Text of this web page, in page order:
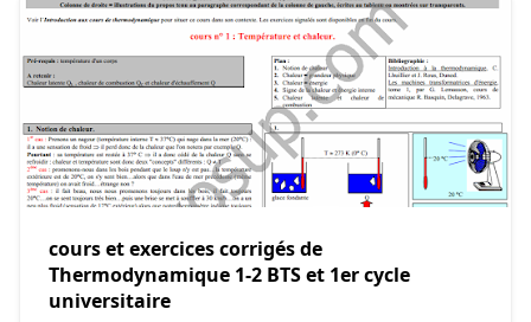
cours et exercices corrigés de
Thermodynamique 1-2 BTS et 1er cycle
universitaire